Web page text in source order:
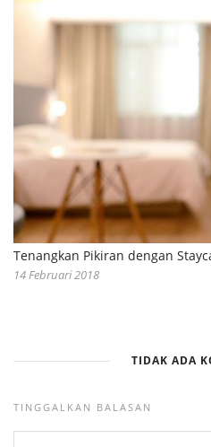
Tenangkan Pikiran dengan
14 Februari 2018
TIDAK ADA
TINGGALKAN BALASAN